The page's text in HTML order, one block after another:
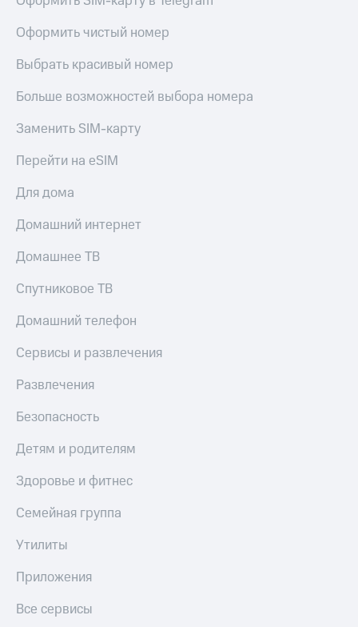
Оформить чистый номер
Выбрать красивый номер
Больше возможностей выбора номера
Заменить SIM-карту
Перейти на eSIM
Для дома
Домашний интернет
Домашнее ТВ
Спутниковое ТВ
Домашний телефон
Сервисы и развлечения
Развлечения
Безопасность
Детям и родителям
Здоровье и фитнес
Семейная группа
Утилиты
Приложения
Все сервисы